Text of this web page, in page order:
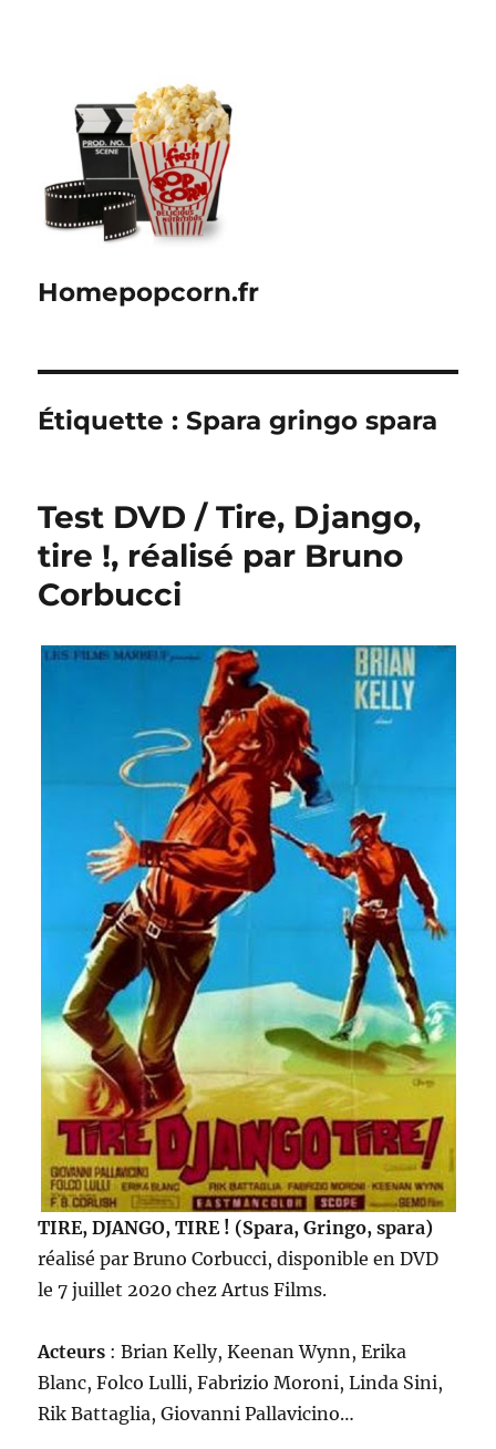
Homepopcorn.fr
Étiquette :Spara gringo spara
Test DVD / Tire, Django,
tire !, réalisé par Bruno
Corbucci
TIRE, DJANGO, TIRE ! (Spara, Gringo, spara)
réalisé par Bruno Corbucci, disponible en DVD
le 7 juillet 2020 chez Artus Films.
Acteurs : Brian Kelly, Keenan Wynn, Erika
Blanc, Folco Lulli, Fabrizio Moroni, Linda Sini,
Rik Battaglia, Giovanni Pallavicino…